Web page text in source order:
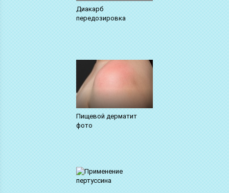
Диакарб
передозировка
Пищевой дерматит
фото